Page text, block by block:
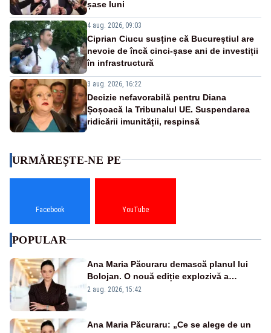
șase luni
4 aug. 2026, 09:03
Ciprian Ciucu susține că Bucureștiul are
nevoie de încă cinci-șase ani de investiții
în infrastructură
3 aug. 2026, 16:22
Decizie nefavorabilă pentru Diana
Șoșoacă la Tribunalul UE. Suspendarea
ridicării imunității, respinsă
URMĂREȘTE-NE PE
Facebook YouTube
POPULAR
Ana Maria Păcuraru demască planul lui
Bolojan. O nouă ediție explozivă a
emisiunii „Miza Zilei” la Realitatea PLUS
2 aug. 2026, 15:42
Ana Maria Păcuraru: „Ce se alege de un